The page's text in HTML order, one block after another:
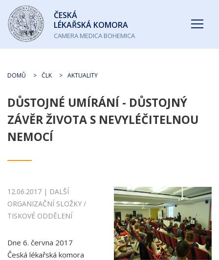
Česká
lékařská
komora
ČESKÁ
LÉKAŘSKÁ KOMORA
CAMERA MEDICA BOHEMICA
DOMŮ ČLK AKTUALITY
DŮSTOJNÉ UMÍRÁNÍ - DŮSTOJNÝ
ZÁVĚR ŽIVOTA S NEVYLÉČITELNOU
NEMOCÍ
12.06.2017 | DALŠÍ
ORGANIZAČNÍ SLOŽKY /
TISKOVÉ ODDĚLENÍ
Dne 6. června 2017
Česká lékařská komora